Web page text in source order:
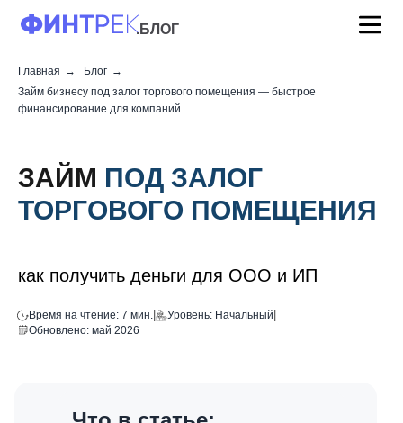
.БЛОГ
Главная → Блог →
Займ бизнесу под залог торгового помещения — быстрое
финансирование для компаний
ЗАЙМ ПОД ЗАЛОГ
ТОРГОВОГО ПОМЕЩЕНИЯ
как получить деньги для ООО и ИП
Время на чтение: 7 мин. Уровень: Начальный
Обновлено: май 2026